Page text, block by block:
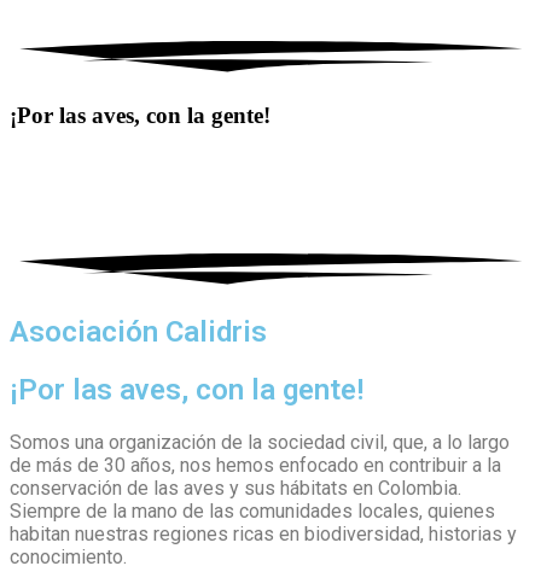
¡Por las aves, con la gente!
Asociación Calidris
¡Por las aves, con la gente!
Somos una organización de la sociedad civil, que, a lo largo
de más de 30 años, nos hemos enfocado en contribuir a la
conservación de las aves y sus hábitats en Colombia.
Siempre de la mano de las comunidades locales, quienes
habitan nuestras regiones ricas en biodiversidad, historias y
conocimiento.